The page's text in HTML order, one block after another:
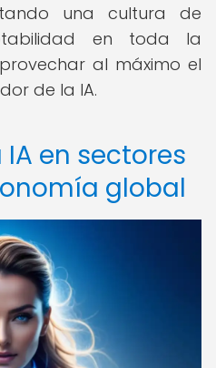
una cultura de
en toda la
al máximo el
de la IA.
en sectores
global